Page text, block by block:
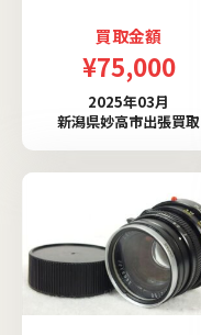
買取金額
¥75,000
2025年03月
新潟県妙高市出張買取